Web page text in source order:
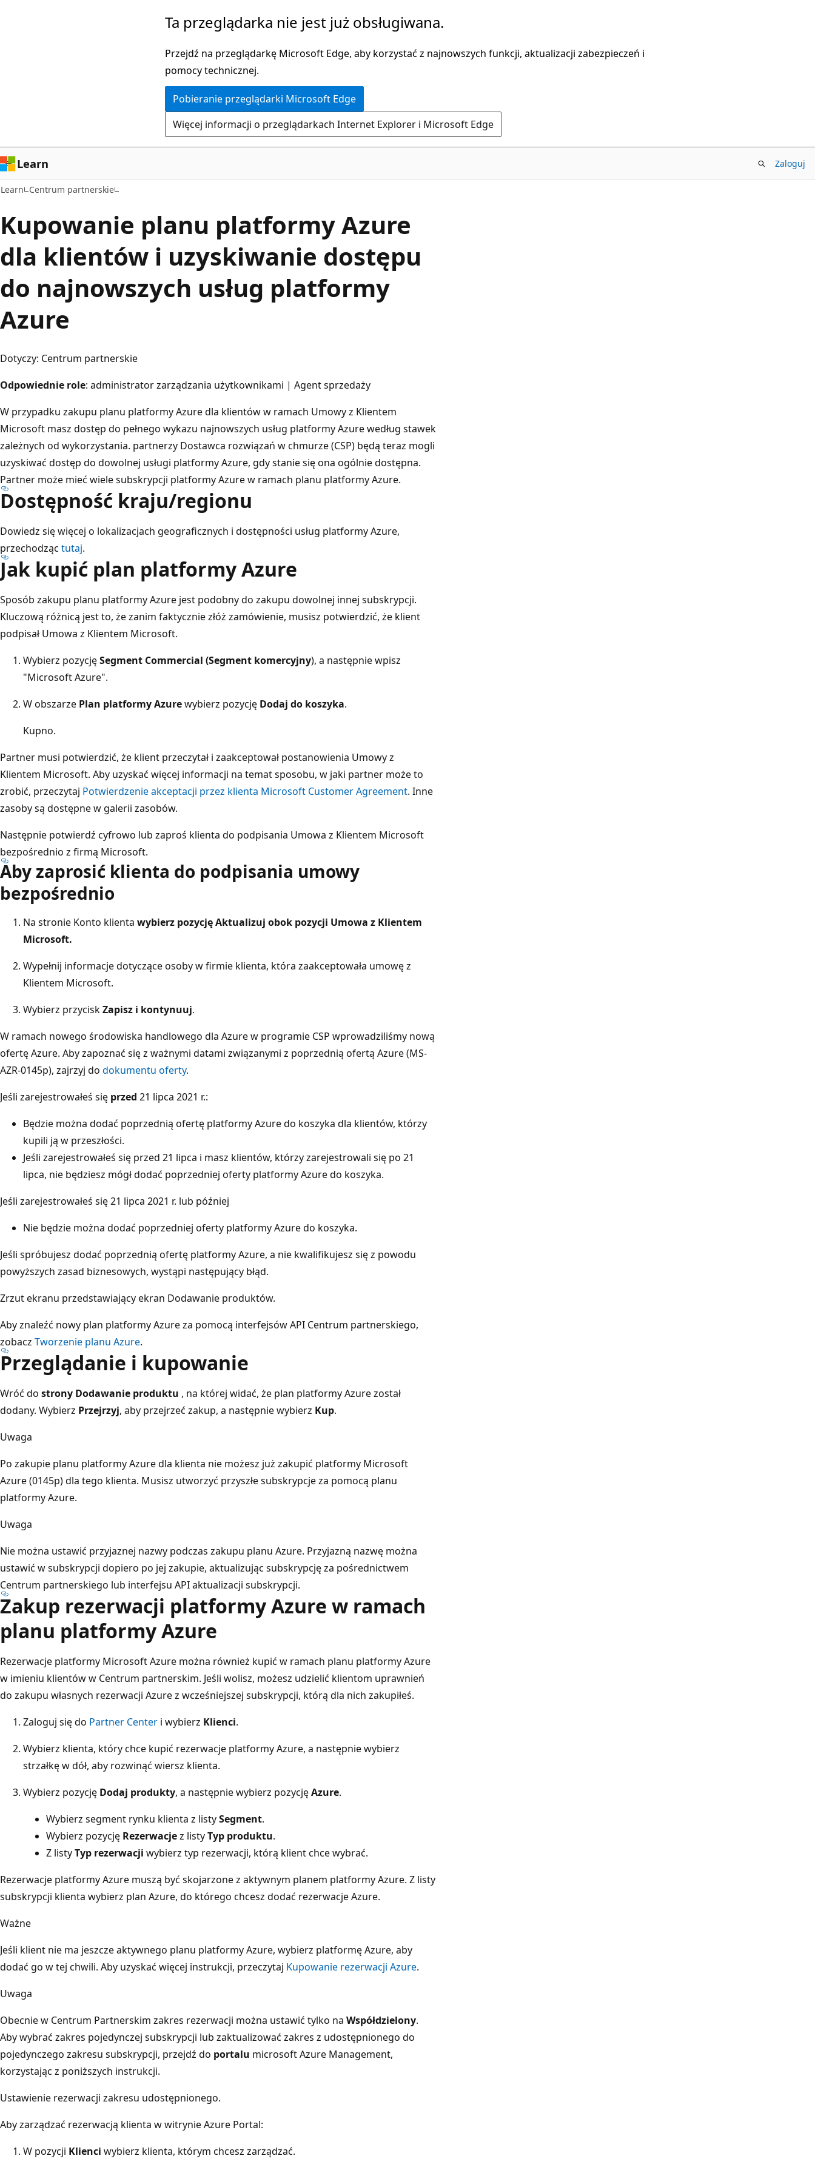
Ta przeglądarka nie jest już obsługiwana.
Przejdź na przeglądarkę Microsoft Edge, aby korzystać z najnowszych funkcji, aktualizacji zabezpieczeń i
pomocy technicznej.
Pobieranie przeglądarki Microsoft Edge
Więcej informacji o przeglądarkach Internet Explorer i Microsoft Edge
Learn Zaloguj
Learn Centrum partnerskie
Kupowanie planu platformy Azure
dla klientów i uzyskiwanie dostępu
do najnowszych usług platformy
Azure
Dotyczy: Centrum partnerskie
Odpowiednie role: administrator zarządzania użytkownikami | Agent sprzedaży
W przypadku zakupu planu platformy Azure dla klientów w ramach Umowy z Klientem
Microsoft masz dostęp do pełnego wykazu najnowszych usług platformy Azure według stawek
zależnych od wykorzystania. partnerzy Dostawca rozwiązań w chmurze (CSP) będą teraz mogli
uzyskiwać dostęp do dowolnej usługi platformy Azure, gdy stanie się ona ogólnie dostępna.
Partner może mieć wiele subskrypcji platformy Azure w ramach planu platformy Azure.
Dostępność kraju/regionu
Dowiedz się więcej o lokalizacjach geograficznych i dostępności usług platformy Azure,
przechodząc tutaj.
Jak kupić plan platformy Azure
Sposób zakupu planu platformy Azure jest podobny do zakupu dowolnej innej subskrypcji.
Kluczową różnicą jest to, że zanim faktycznie złóż zamówienie, musisz potwierdzić, że klient
podpisał Umowa z Klientem Microsoft.
Wybierz pozycjęSegment Commercial (Segment komercyjny), a następnie wpisz
"Microsoft Azure".
W obszarze Plan platformy Azurewybierz pozycję Dodaj do koszyka.
Kupno.
Partner musi potwierdzić, że klient przeczytał i zaakceptował postanowienia Umowy z
Klientem Microsoft. Aby uzyskać więcej informacji na temat sposobu, w jaki partner może to
zrobić, przeczytaj Potwierdzenie akceptacji przez klienta Microsoft Customer Agreement. Inne
zasoby są dostępne w galerii zasobów.
Następnie potwierdź cyfrowo lub zaproś klienta do podpisania Umowa z Klientem Microsoft
bezpośrednio z firmą Microsoft.
Aby zaprosić klienta do podpisania umowy
bezpośrednio
Na stronie Konto klienta wybierz pozycjęAktualizuj obok pozycji Umowa z Klientem
Microsoft.
Wypełnij informacje dotyczące osoby w firmie klienta, która zaakceptowała umowę z
Klientem Microsoft.
Wybierz przyciskZapisz i kontynuuj.
W ramach nowego środowiska handlowego dla Azure w programie CSP wprowadziliśmy nową
ofertę Azure. Aby zapoznać się z ważnymi datami związanymi z poprzednią ofertą Azure (MS-
AZR-0145p), zajrzyj do dokumentu oferty.
Jeśli zarejestrowałeś się przed 21 lipca 2021 r.:
Będzie można dodać poprzednią ofertę platformy Azure do koszyka dla klientów, którzy
kupili ją w przeszłości.
Jeśli zarejestrowałeś się przed 21 lipca i masz klientów, którzy zarejestrowali się po 21
lipca, nie będziesz mógł dodać poprzedniej oferty platformy Azure do koszyka.
Jeśli zarejestrowałeś się 21 lipca 2021 r. lub później
Nie będzie można dodać poprzedniej oferty platformy Azure do koszyka.
Jeśli spróbujesz dodać poprzednią ofertę platformy Azure, a nie kwalifikujesz się z powodu
powyższych zasad biznesowych, wystąpi następujący błąd.
Zrzut ekranu przedstawiający ekran Dodawanie produktów.
Aby znaleźć nowy plan platformy Azure za pomocą interfejsów API Centrum partnerskiego,
zobacz Tworzenie planu Azure.
Przeglądanie i kupowanie
Wróć do strony Dodawanie produktu , na której widać, że plan platformy Azure został
dodany. Wybierz Przejrzyj, aby przejrzeć zakup, a następnie wybierz Kup.
Uwaga
Po zakupie planu platformy Azure dla klienta nie możesz już zakupić platformy Microsoft
Azure (0145p) dla tego klienta. Musisz utworzyć przyszłe subskrypcje za pomocą planu
platformy Azure.
Uwaga
Nie można ustawić przyjaznej nazwy podczas zakupu planu Azure. Przyjazną nazwę można
ustawić w subskrypcji dopiero po jej zakupie, aktualizując subskrypcję za pośrednictwem
Centrum partnerskiego lub interfejsu API aktualizacji subskrypcji.
Zakup rezerwacji platformy Azure w ramach
planu platformy Azure
Rezerwacje platformy Microsoft Azure można również kupić w ramach planu platformy Azure
w imieniu klientów w Centrum partnerskim. Jeśli wolisz, możesz udzielić klientom uprawnień
do zakupu własnych rezerwacji Azure z wcześniejszej subskrypcji, którą dla nich zakupiłeś.
Zaloguj się do Partner Center i wybierz Klienci.
Wybierz klienta, który chce kupić rezerwacje platformy Azure, a następnie wybierz
strzałkę w dół, aby rozwinąć wiersz klienta.
Wybierz pozycję Dodaj produkty, a następnie wybierz pozycjęAzure.
Wybierz segment rynku klienta z listySegment.
Wybierz pozycję Rezerwacjez listyTyp produktu.
Z listyTyp rezerwacji wybierz typ rezerwacji, którą klient chce wybrać.
Rezerwacje platformy Azure muszą być skojarzone z aktywnym planem platformy Azure. Z listy
subskrypcji klienta wybierz plan Azure, do którego chcesz dodać rezerwacje Azure.
Ważne
Jeśli klient nie ma jeszcze aktywnego planu platformy Azure, wybierz platformę Azure, aby
dodać go w tej chwili. Aby uzyskać więcej instrukcji, przeczytaj Kupowanie rezerwacji Azure.
Uwaga
Obecnie w Centrum Partnerskim zakres rezerwacji można ustawić tylko na Współdzielony.
Aby wybrać zakres pojedynczej subskrypcji lub zaktualizować zakres z udostępnionego do
pojedynczego zakresu subskrypcji, przejdź do portalu microsoft Azure Management,
korzystając z poniższych instrukcji.
Ustawienie rezerwacji zakresu udostępnionego.
Aby zarządzać rezerwacją klienta w witrynie Azure Portal:
W pozycji Klienci wybierz klienta, którym chcesz zarządzać.